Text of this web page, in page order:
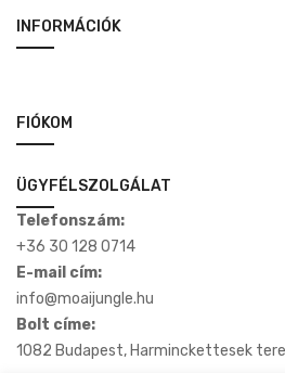
INFORMÁCIÓK
FIÓKOM
ÜGYFÉLSZOLGÁLAT
Telefonszám:
+36 30 128 0714
E-mail cím:
info@moaijungle.hu
Bolt címe:
1082 Budapest, Harminckettesek